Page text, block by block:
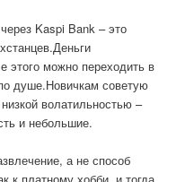
Kaspi Bank – это
этого можно переходить в
душе.Новичкам советую
волатильностью –
и небольшие.
а не способ